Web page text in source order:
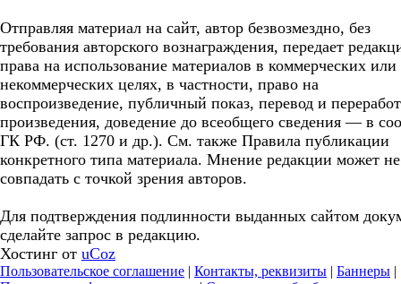
Отправляя материал на сайт, автор безвозмездно, без
требования авторского вознаграждения, передает
права на использование материалов в коммерческих или
некоммерческих целях, в частности, право на
воспроизведение, публичный показ, перевод и
произведения, доведение до всеобщего сведения — в
ГК РФ. (ст. 1270 и др.). См. также Правила публикации
конкретного типа материала. Мнение редакции может не
совпадать с точкой зрения авторов.
Для подтверждения подлинности выданных сайтом
сделайте запрос в редакцию.
Хостинг от uCoz
Пользовательское соглашение | Контакты, реквизиты | Баннеры |